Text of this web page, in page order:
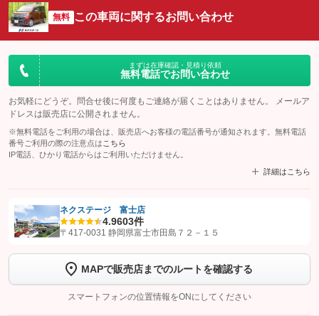
無料 この車両に関するお問い合わせ
まずは在庫確認・見積り依頼
無料電話でお問い合わせ
お気軽にどうぞ。問合せ後に何度もご連絡が届くことはありません。 メールア
ドレスは販売店に公開されません。
※無料電話をご利用の場合は、販売店へお客様の電話番号が通知されます。無料電話
番号ご利用の際の注意点は こちら
IP電話、ひかり電話からはご利用いただけません。
詳細はこちら
【STEP1】認証画面でグーネットを友だち追加してから「許可する」ボタンを押
トーク画面で
ボタンをタップして問い合わせを
完了してください。
こちら
ネクステージ 富士店
4.9603件
〒417-0031 静岡県富士市田島７２－１５
MAPで販売店までのルートを確認する
スマートフォンの位置情報をONにしてください